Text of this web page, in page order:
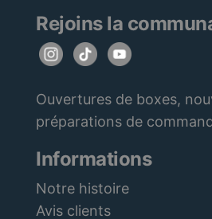
Rejoins la
Ouvertures de boxes,
préparations de
Informations
Notre histoire
Avis clients